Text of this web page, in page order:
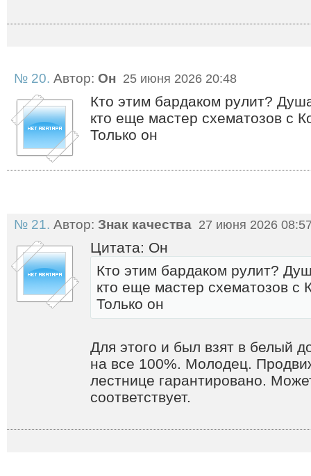
№ 20. Автор: Он 25 июня 2026 20:48
Кто этим бардаком рулит?
кто еще мастер схематозов с
Только он
№ 21. Автор: Знак качества 27 июня 2026
Цитата: Он
Кто этим бардаком рулит?
кто еще мастер схематозов с
Только он
Для этого и был взят в белый
на все 100%. Молодец.
лестнице гарантировано.
соответствует.